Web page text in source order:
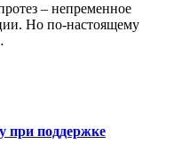
– непременное
Но по-настоящему
при поддержке